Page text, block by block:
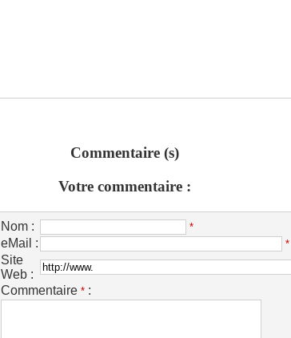
Commentaire (s)
Votre commentaire :
Nom : *
eMail : *
Site
Web :
Commentaire * :